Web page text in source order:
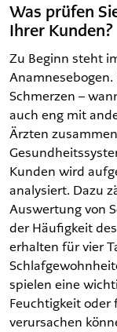
Was prüfen
Ihrer Kunden?
Zu Beginn steht
Schmerzen –
auch eng mit
Ärzten
Kunden wird
analysiert. Dazu
Auswertung von
der Häufigkeit
erhalten für vier
spielen eine
Feuchtigkeit oder
verursachen